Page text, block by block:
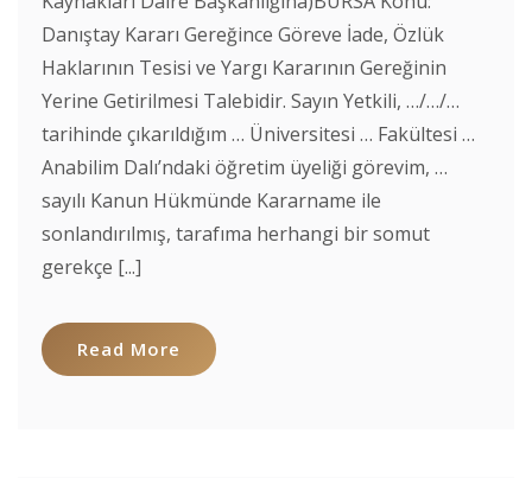
Danıştay Kararı Gereğince Göreve İade, Özlük
Haklarının Tesisi ve Yargı Kararının Gereğinin
Yerine Getirilmesi Talebidir. Sayın Yetkili, …/…/…
tarihinde çıkarıldığım … Üniversitesi … Fakültesi …
Anabilim Dalı’ndaki öğretim üyeliği görevim, …
sayılı Kanun Hükmünde Kararname ile
sonlandırılmış, tarafıma herhangi bir somut
gerekçe [...]
Read More